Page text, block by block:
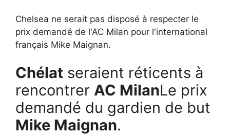
Chelsea ne serait pas disposé à respecter le
prix demandé de l'AC Milan pour l'international
français Mike Maignan.
Chélat seraient réticents à
rencontrer AC MilanLe prix
demandé du gardien de but
Mike Maignan.